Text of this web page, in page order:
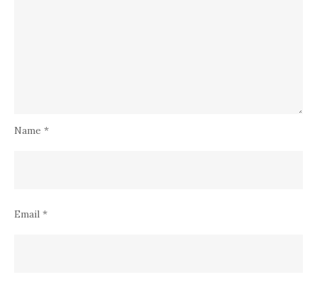
Name *
Email *